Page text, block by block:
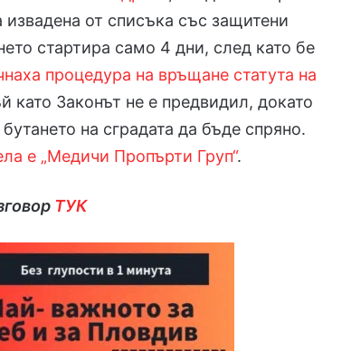
от списъка със защитени
стартира само 4 дни, след като бе
процедура на връщане статута на
като Законът не е предвидил, докато
на сградата да бъде спряно.
е „Медичи Пропърти Груп“.
ТУК